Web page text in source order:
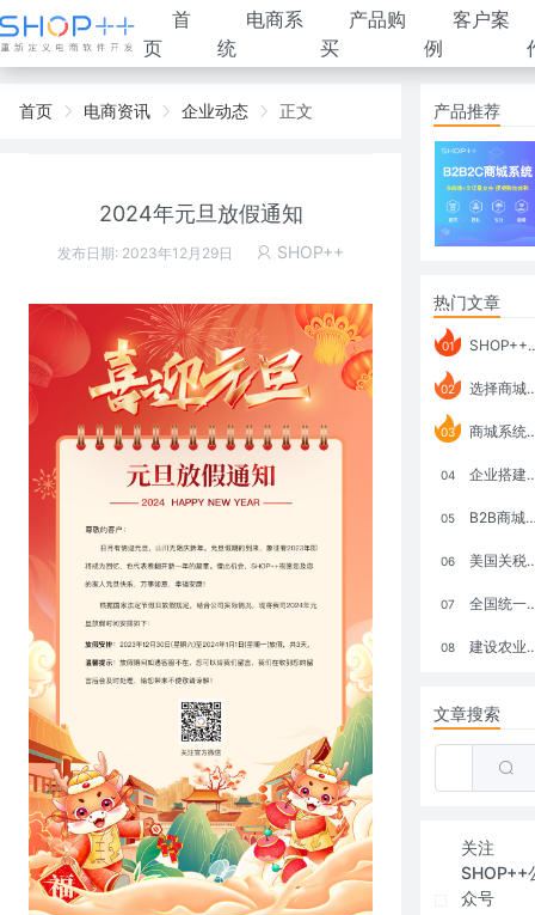
首
页
电商系
统
产品购
买
客户案
例
首页 电商资讯 企业动态 正文
2024年元旦放假通知
发布日期: 2023年12月29日 SHOP++
产品推荐
热门文章
01 SHOP++ B2B2C V9.1 全新发布 新亮点
02 选择商城系统要考虑哪些问题？
03 商城系统如何打通跨境电商模式？
04 企业搭建积分商城系统要注意什么？
05 B2B商城系统搭建：开发语言、功能、优势分析
06 美国关税政策冲击全球电商格局：五大类平台受重创，转型与自救成关键
07 全国统一大市场：电商如何掘金新蓝海？
08 建设农业强国，网上商城来助力！
文章搜索
关注
SHOP++
众号